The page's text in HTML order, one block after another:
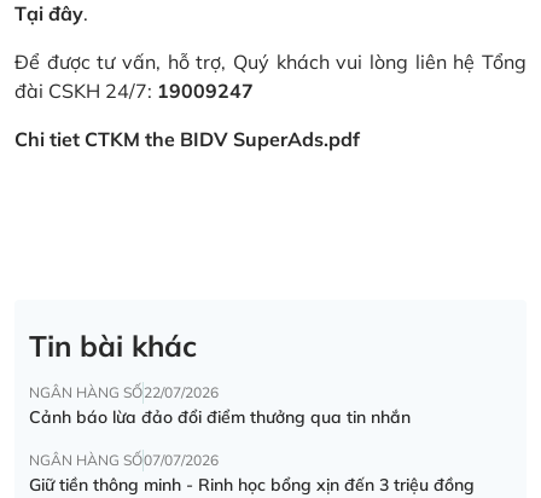
Tại đây.
Để được tư vấn, hỗ trợ, Quý khách vui lòng liên hệ Tổng
đài CSKH 24/7: 19009247
Chi tiet CTKM the BIDV SuperAds.pdf
Tin bài khác
NGÂN HÀNG SỐ22/07/2026
Cảnh báo lừa đảo đổi điểm thưởng qua tin nhắn
NGÂN HÀNG SỐ07/07/2026
Giữ tiền thông minh - Rinh học bổng xịn đến 3 triệu đồng